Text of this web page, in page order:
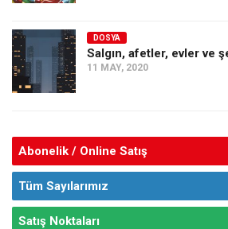
DOSYA
Salgın, afetler, evler ve
11 MAY, 2020
Abonelik / Online Satış
Tüm Sayılarımız
Satış Noktaları